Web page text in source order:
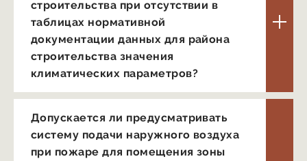
строительства при отсутствии в
таблицах нормативной
документации данных для района
строительства значения
климатических параметров?
Допускается ли предусматривать
систему подачи наружного воздуха
при пожаре для помещения зоны